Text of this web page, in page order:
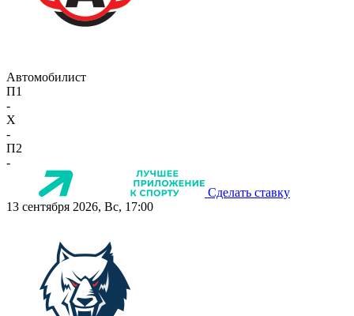
Автомобилист
П1
-
X
-
П2
-
Сделать ставку
13 сентября 2026, Вс, 17:00